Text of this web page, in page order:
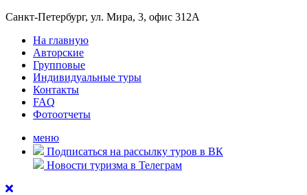
Санкт-Петербург, ул. Мира, 3, офис 312А
На главную
Авторские
Групповые
Индивидуальные туры
Контакты
FAQ
Фотоотчеты
меню
Подписаться на рассылку туров в ВК
Новости туризма в Телеграм